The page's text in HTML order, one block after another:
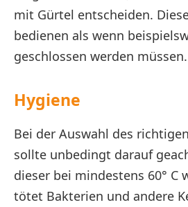
mit Gürtel entscheiden.
bedienen als wenn
geschlossen werden müssen.
Hygiene
Bei der Auswahl des
sollte unbedingt darauf
dieser bei mindestens 60° C
tötet Bakterien und andere